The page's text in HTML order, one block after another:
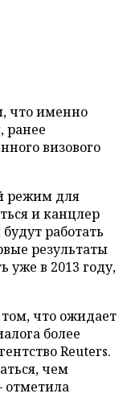
что именно
ранее
визового
режим для
и канцлер
работать
результаты
уже в 2013 году,
что ожидает
более
Reuters.
чем
отметила